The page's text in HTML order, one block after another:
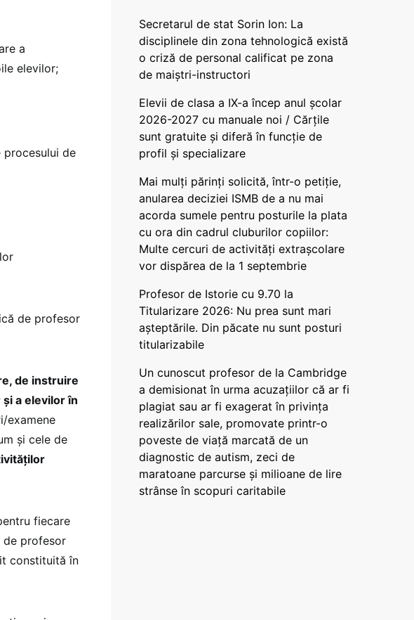
a
elevilor;
de
de profesor
de instruire
a elevilor în
examene
și cele de
fiecare
de profesor
constituită în
Secretarul de stat Sorin Ion: La
disciplinele din zona tehnologică există
o criză de personal calificat pe zona
de maiștri-instructori
Elevii de clasa a IX-a încep anul școlar
2026-2027 cu manuale noi / Cărțile
sunt gratuite și diferă în funcție de
profil și specializare
Mai mulți părinți solicită, într-o petiție,
anularea deciziei ISMB de a nu mai
acorda sumele pentru posturile la plata
cu ora din cadrul cluburilor copiilor:
Multe cercuri de activități extrașcolare
vor dispărea de la 1 septembrie
Profesor de Istorie cu 9.70 la
Titularizare 2026: Nu prea sunt mari
așteptările. Din păcate nu sunt posturi
titularizabile
Un cunoscut profesor de la Cambridge
a demisionat în urma acuzațiilor că ar fi
plagiat sau ar fi exagerat în privința
realizărilor sale, promovate printr-o
poveste de viață marcată de un
diagnostic de autism, zeci de
maratoane parcurse și milioane de lire
strânse în scopuri caritabile